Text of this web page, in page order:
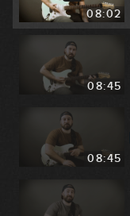
08:02
08:45
08:45